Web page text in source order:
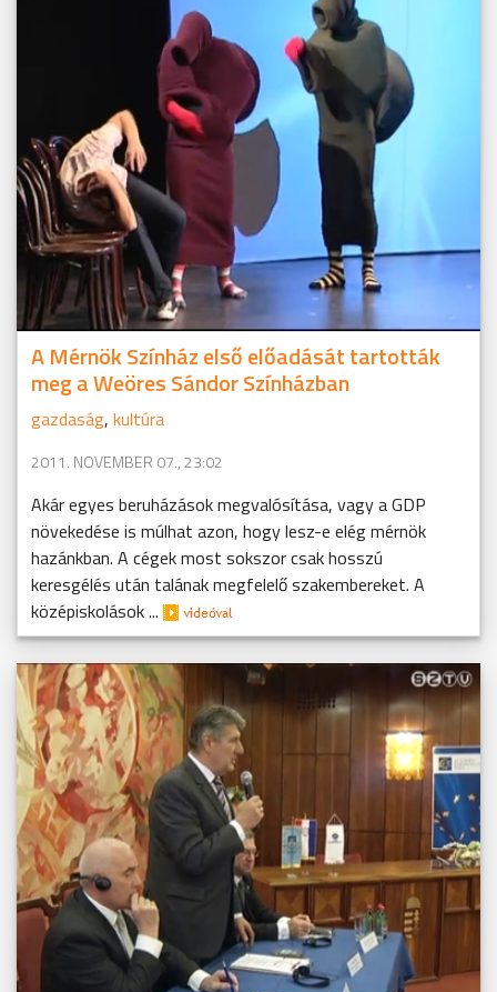
A Mérnök Színház első előadását tartották
meg a Weöres Sándor Színházban
gazdaság, kultúra
2011. NOVEMBER 07., 23:02
Akár egyes beruházások megvalósítása, vagy a GDP
növekedése is múlhat azon, hogy lesz-e elég mérnök
hazánkban. A cégek most sokszor csak hosszú
keresgélés után talának megfelelő szakembereket. A
középiskolások ...